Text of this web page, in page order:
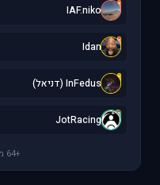
I
IAF.niko
I
Idan
I InFedus (דניאל)
J
JotRacing
+64 מחוברים נוספים